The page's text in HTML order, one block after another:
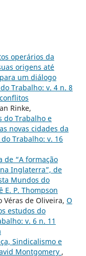
operários da
origens até
um diálogo
Trabalho: v. 4 n. 8
Rinke,
do Trabalho e
novas cidades da
Trabalho: v. 16
de “A formação
Inglaterra”, de
Mundos do
E. P. Thompson
Véras de Oliveira, O
estudos do
v. 6 n. 11
Sindicalismo e
Montgomery ,